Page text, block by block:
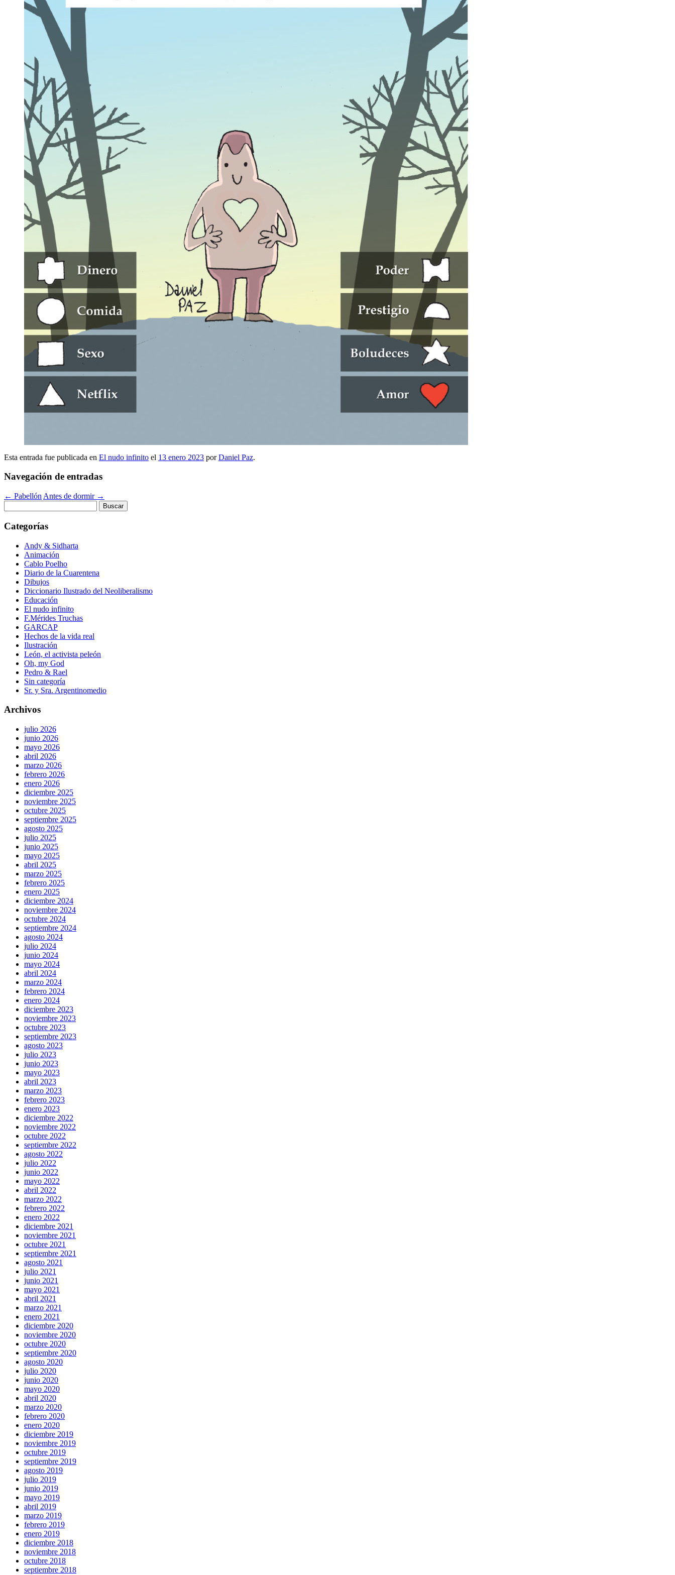
Esta entrada fue publicada en El nudo infinito el 13 enero 2023 porDaniel Paz.
Navegación de entradas
← Pabellón Antes de dormir →
Categorías
Andy & Sidharta
Animación
Cablo Poelho
Diario de la Cuarentena
Dibujos
Diccionario Ilustrado del Neoliberalismo
Educación
El nudo infinito
F.Mérides Truchas
GARCAP
Hechos de la vida real
Ilustración
León, el activista peleón
Oh, my God
Pedro & Rael
Sin categoría
Sr. y Sra. Argentinomedio
Archivos
julio 2026
junio 2026
mayo 2026
abril 2026
marzo 2026
febrero 2026
enero 2026
diciembre 2025
noviembre 2025
octubre 2025
septiembre 2025
agosto 2025
julio 2025
junio 2025
mayo 2025
abril 2025
marzo 2025
febrero 2025
enero 2025
diciembre 2024
noviembre 2024
octubre 2024
septiembre 2024
agosto 2024
julio 2024
junio 2024
mayo 2024
abril 2024
marzo 2024
febrero 2024
enero 2024
diciembre 2023
noviembre 2023
octubre 2023
septiembre 2023
agosto 2023
julio 2023
junio 2023
mayo 2023
abril 2023
marzo 2023
febrero 2023
enero 2023
diciembre 2022
noviembre 2022
octubre 2022
septiembre 2022
agosto 2022
julio 2022
junio 2022
mayo 2022
abril 2022
marzo 2022
febrero 2022
enero 2022
diciembre 2021
noviembre 2021
octubre 2021
septiembre 2021
agosto 2021
julio 2021
junio 2021
mayo 2021
abril 2021
marzo 2021
enero 2021
diciembre 2020
noviembre 2020
octubre 2020
septiembre 2020
agosto 2020
julio 2020
junio 2020
mayo 2020
abril 2020
marzo 2020
febrero 2020
enero 2020
diciembre 2019
noviembre 2019
octubre 2019
septiembre 2019
agosto 2019
julio 2019
junio 2019
mayo 2019
abril 2019
marzo 2019
febrero 2019
enero 2019
diciembre 2018
noviembre 2018
octubre 2018
septiembre 2018